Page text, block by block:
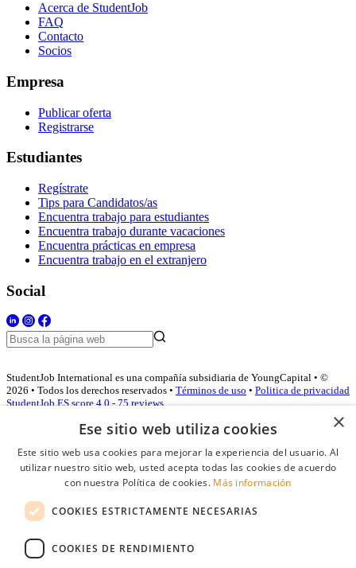
Acerca de StudentJob
FAQ
Contacto
Socios
Empresa
Publicar oferta
Registrarse
Estudiantes
Regístrate
Tips para Candidatos/as
Encuentra trabajo para estudiantes
Encuentra trabajo durante vacaciones
Encuentra prácticas en empresa
Encuentra trabajo en el extranjero
Social
StudentJob International es una compañía subsidiaria de YoungCapital • ©
2026 • Todos los derechos reservados • Términos de uso • Politica de privacidad
StudentJob ES score 4.0 - 75 reviews
Acceso empresas
Contraseña
Recordarme
×
Ese sitio web utiliza cookies
Este sitio web usa cookies para mejorar la experiencia del usuario. Al
utilizar nuestro sitio web, usted acepta todas las cookies de acuerdo
con nuestra Política de cookies. Más información
COOKIES ESTRICTAMENTE NECESARIAS
COOKIES DE RENDIMIENTO